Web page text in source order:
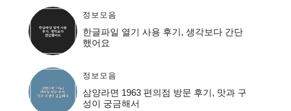
정보모음
한글파일 열기 사용 후기, 생각보다 간단
했어요
정보모음
삼양라면 1963 편의점 방문 후기, 맛과 구
성이 궁금해서